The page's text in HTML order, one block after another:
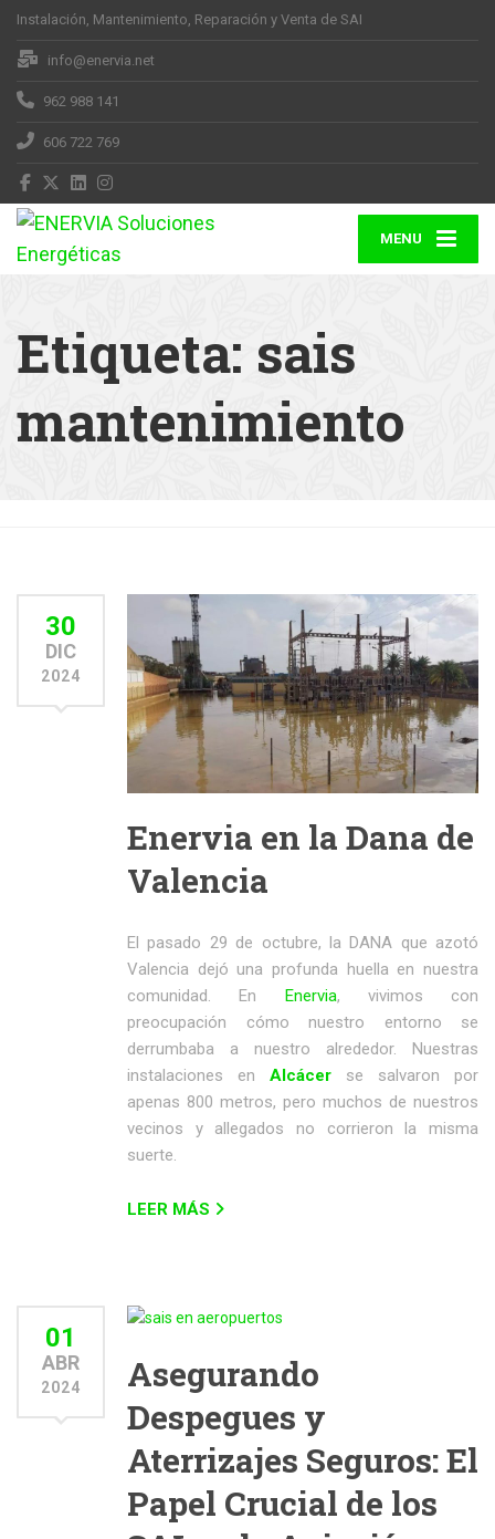
Instalación, Mantenimiento, Reparación y Venta de SAI
info@enervia.net
962 988 141
606 722 769
MENU
Etiqueta: sais
mantenimiento
30
DIC
2024
Enervia en la Dana de
Valencia
El pasado 29 de octubre, la DANA que azotó
Valencia dejó una profunda huella en nuestra
comunidad. En Enervia, vivimos con
preocupación cómo nuestro entorno se
derrumbaba a nuestro alrededor. Nuestras
instalaciones en Alcácer se salvaron por
apenas 800 metros, pero muchos de nuestros
vecinos y allegados no corrieron la misma
suerte.
LEER MÁS
01
ABR
2024
Asegurando
Despegues y
Aterrizajes Seguros: El
Papel Crucial de los